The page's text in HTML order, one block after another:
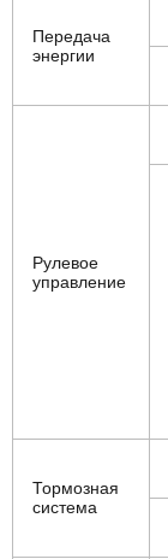
Передача
энергии
Рулевое
управление
Тормозная
система